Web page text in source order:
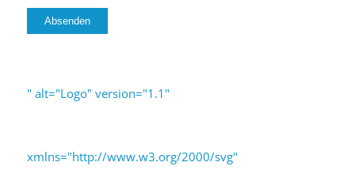
" alt="Logo" version="1.1"
xmlns="http://www.w3.org/2000/svg"